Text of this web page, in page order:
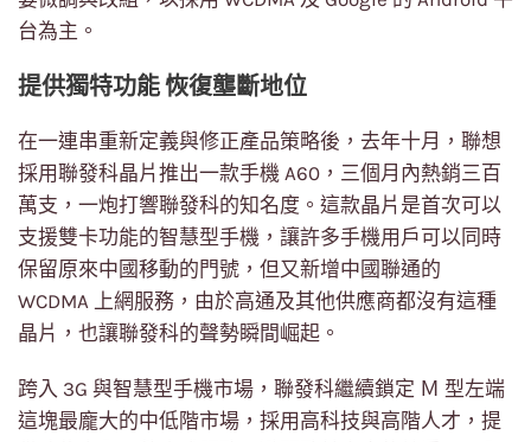
台為主。
提供獨特功能 恢復壟斷地位
在一連串重新定義與修正產品策略後，去年十月，聯想
採用聯發科晶片推出一款手機 A60，三個月內熱銷三百
萬支，一炮打響聯發科的知名度。這款晶片是首次可以
支援雙卡功能的智慧型手機，讓許多手機用戶可以同時
保留原來中國移動的門號，但又新增中國聯通的
WCDMA 上網服務，由於高通及其他供應商都沒有這種
晶片，也讓聯發科的聲勢瞬間崛起。
跨入 3G 與智慧型手機市場，聯發科繼續鎖定 Ｍ 型左端
這塊最龐大的中低階市場，採用高科技與高階人才，提